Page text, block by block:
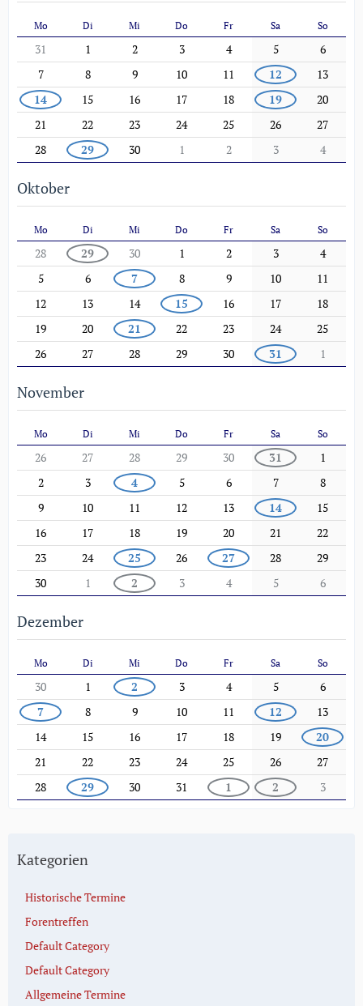
Mo Di Mi Do Fr Sa So
31 1 2 3 4 5
6
7
8 9 10 11 12
13
14
15 16 17 18 19
20
21
22 23 24 25 26
27
28
29 30 1 2 3 4
Oktober
Mo Di Mi Do Fr Sa So
28 29 30 1 2 3
4
5
6 7 8 9 10
11
12
13 14 15 16 17
18
19
20 21 22 23 24
25
26
27 28 29 30 31 1
November
Mo Di Mi Do Fr Sa So
26 27 28 29 30 31
1
2
3 4 5 6 7
8
9
10 11 12 13 14
15
16
17 18 19 20 21
22
23
24 25 26 27 28
29
30
1 2 3 4 5 6
Dezember
Mo Di Mi Do Fr Sa So
30 1 2 3 4 5
6
7
8 9 10 11 12
13
14
15 16 17 18 19
20
21
22 23 24 25 26
27
28
29 30 31 1 2 3
Kategorien
Historische Termine
Forentreffen
Default Category
Default Category
Allgemeine Termine